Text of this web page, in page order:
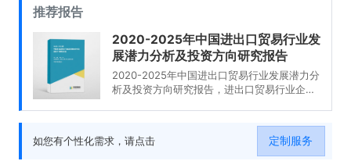
推荐报告
2020-2025年中国进出口贸易行业发
展潜力分析及投资方向研究报告
2020-2025年中国进出口贸易行业发展潜力分
析及投资方向研究报告，进出口贸易行业企业
国进出口贸易行业发展战略及规划建议。
如您有个性化需求，请点击 定制服务